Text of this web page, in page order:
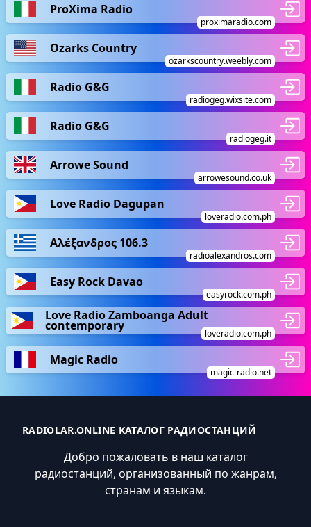
ProXima Radio
proximaradio.com
Ozarks Country
ozarkscountry.weebly.com
Radio G&G
radiogeg.wixsite.com
Radio G&G
radiogeg.it
Arrowe Sound
arrowesound.co.uk
Love Radio Dagupan
loveradio.com.ph
Αλέξανδρος 106.3
radioalexandros.com
Easy Rock Davao
easyrock.com.ph
Love Radio Zamboanga Adult
contemporary
loveradio.com.ph
Magic Radio
magic-radio.net
RADIOLAR.ONLINE КАТАЛОГ РАДИОСТАНЦИЙ
Добро пожаловать в наш каталог
радиостанций, организованный по жанрам,
странам и языкам.